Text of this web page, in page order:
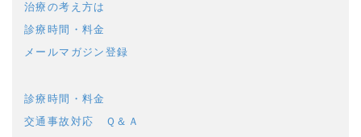
治療の考え方は
診療時間・料金
メールマガジン登録
診療時間・料金
交通事故対応 Ｑ＆Ａ